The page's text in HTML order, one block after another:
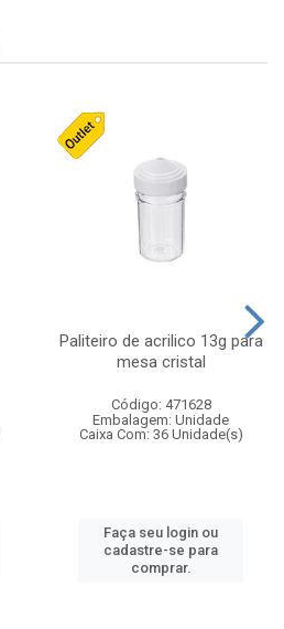
Paliteiro de acrilico 13g para
mesa cristal
Código: 471628
Embalagem: Unidade
Caixa Com: 36 Unidade(s)
Faça seu login ou
cadastre-se para
comprar.